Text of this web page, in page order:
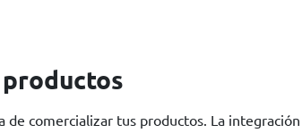
comercializar tus productos. La